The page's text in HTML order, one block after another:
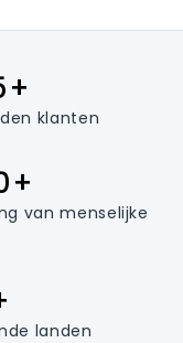
klanten
van menselijke
landen